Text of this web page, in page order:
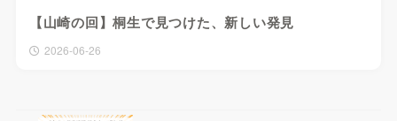
【山崎の回】桐生で見つけた、新しい発見
2026-06-26